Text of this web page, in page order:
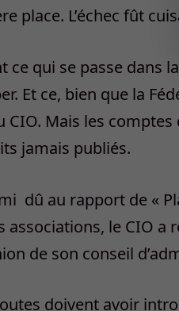
place. L’échec fût
ce qui se passe dans
Et ce, bien que la
CIO. Mais les
jamais publiés.
dû au rapport de «
associations, le CIO
de son conseil
doivent avoir